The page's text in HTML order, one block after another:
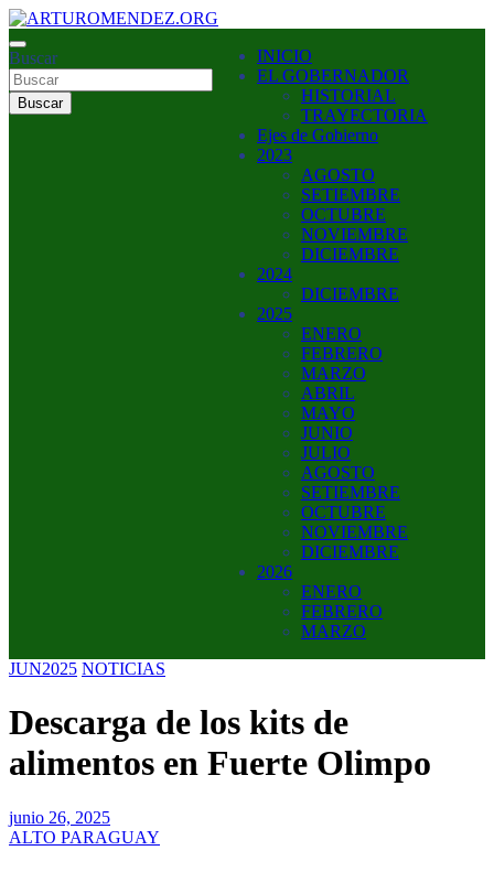
Saltar
al
contenido
ARTUROMENDEZ.ORG
ARTURO MENDEZ GOBERNADOR 2023
Buscar
Buscar
INICIO
EL GOBERNADOR
HISTORIAL
TRAYECTORIA
Ejes de Gobierno
2023
AGOSTO
SETIEMBRE
OCTUBRE
NOVIEMBRE
DICIEMBRE
2024
DICIEMBRE
2025
ENERO
FEBRERO
MARZO
ABRIL
MAYO
JUNIO
JULIO
AGOSTO
SETIEMBRE
OCTUBRE
NOVIEMBRE
DICIEMBRE
2026
ENERO
FEBRERO
MARZO
JUN2025 NOTICIAS
Descarga de los kits de
alimentos en Fuerte Olimpo
junio 26, 2025
ALTO PARAGUAY